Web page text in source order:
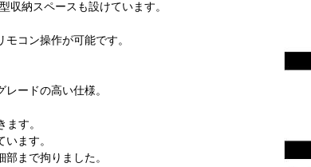
収納スペースも設けています。
コン操作が可能です。
ードの高い仕様。
す。
ます。
まで拘りました。